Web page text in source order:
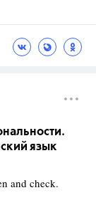
язык
and check.